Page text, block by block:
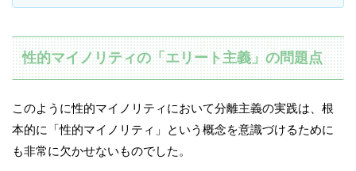
性的マイノリティの「エリート主義」の問題点
このように性的マイノリティにおいて分離主義の実践は、根
本的に「性的マイノリティ」という概念を意識づけるために
も非常に欠かせないものでした。